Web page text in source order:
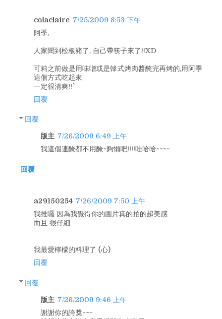
colaclaire 7/25/2009 8:53 下午
阿季,
人家聞到松板豬了, 自己帶筷子來了!!XD
可莉之前做是用味噌或是韓式烤肉醬醃完再烤的,用阿季
這個方式吃起來
一定很清爽!!^^
回覆
回覆
版主 7/26/2009 6:49 上午
我這個連醃都不用醃~夠懶吧!!!!哇哈哈~~~~
回覆
a29150254 7/26/2009 7:50 上午
我推囉 因為我覺得你的圖片真的拍的超美感
而且 很仔細
我最愛檸檬的料理了 (心)
回覆
回覆
版主 7/26/2009 9:46 上午
謝謝你的誇獎~~~